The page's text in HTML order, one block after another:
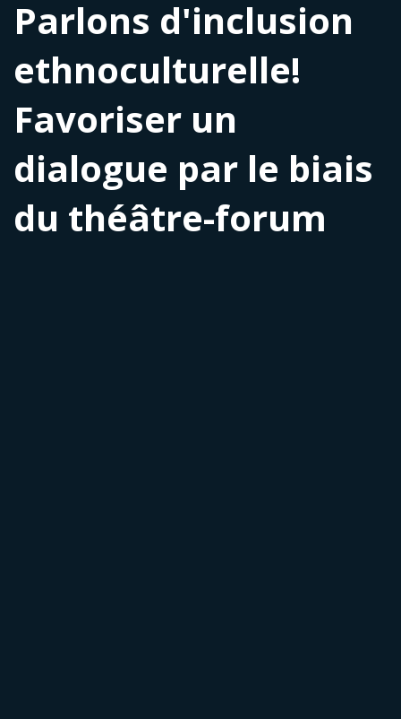
Parlons d'inclusion
ethnoculturelle!
Favoriser un
dialogue par le biais
du théâtre-forum